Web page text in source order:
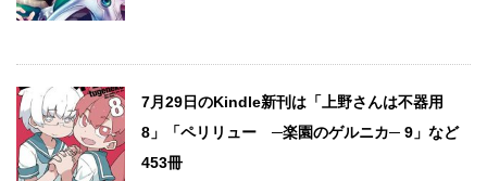
7月29日のKindle新刊は「上野さんは不器用
8」「ペリリュー ─楽園のゲルニカ─ 9」など
453冊